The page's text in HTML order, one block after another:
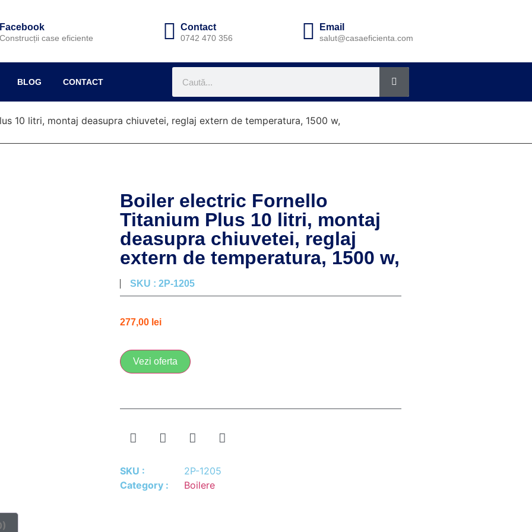
Facebook
Construcții case eficiente
Contact
0742 470 356
Email
salut@casaeficienta.com
BLOG CONTACT
10 litri, montaj deasupra chiuvetei, reglaj extern de temperatura, 1500 w,
Boiler electric Fornello
Titanium Plus 10 litri, montaj
deasupra chiuvetei, reglaj
extern de temperatura, 1500 w,
SKU : 2P-1205
277,00 lei
Vezi oferta
SKU :
2P-1205
Category :
Boilere